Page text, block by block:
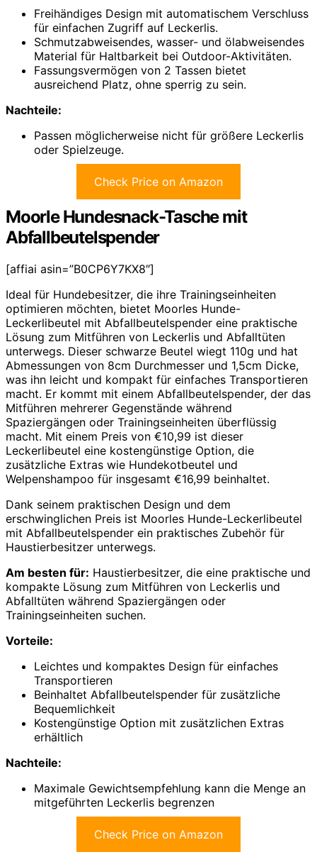
Freihändiges Design mit automatischem Verschluss
für einfachen Zugriff auf Leckerlis.
Schmutzabweisendes, wasser- und ölabweisendes
Material für Haltbarkeit bei Outdoor-Aktivitäten.
Fassungsvermögen von 2 Tassen bietet
ausreichend Platz, ohne sperrig zu sein.
Nachteile:
Passen möglicherweise nicht für größere Leckerlis
oder Spielzeuge.
Check Price on Amazon
Moorle Hundesnack-Tasche mit
Abfallbeutelspender
[affiai asin=”B0CP6Y7KX8″]
Ideal für Hundebesitzer, die ihre Trainingseinheiten
optimieren möchten, bietet Moorles Hunde-
Leckerlibeutel mit Abfallbeutelspender eine praktische
Lösung zum Mitführen von Leckerlis und Abfalltüten
unterwegs. Dieser schwarze Beutel wiegt 110g und hat
Abmessungen von 8cm Durchmesser und 1,5cm Dicke,
was ihn leicht und kompakt für einfaches Transportieren
macht. Er kommt mit einem Abfallbeutelspender, der das
Mitführen mehrerer Gegenstände während
Spaziergängen oder Trainingseinheiten überflüssig
macht. Mit einem Preis von €10,99 ist dieser
Leckerlibeutel eine kostengünstige Option, die
zusätzliche Extras wie Hundekotbeutel und
Welpenshampoo für insgesamt €16,99 beinhaltet.
Dank seinem praktischen Design und dem
erschwinglichen Preis ist Moorles Hunde-Leckerlibeutel
mit Abfallbeutelspender ein praktisches Zubehör für
Haustierbesitzer unterwegs.
Am besten für: Haustierbesitzer, die eine praktische und
kompakte Lösung zum Mitführen von Leckerlis und
Abfalltüten während Spaziergängen oder
Trainingseinheiten suchen.
Vorteile:
Leichtes und kompaktes Design für einfaches
Transportieren
Beinhaltet Abfallbeutelspender für zusätzliche
Bequemlichkeit
Kostengünstige Option mit zusätzlichen Extras
erhältlich
Nachteile:
Maximale Gewichtsempfehlung kann die Menge an
mitgeführten Leckerlis begrenzen
Check Price on Amazon